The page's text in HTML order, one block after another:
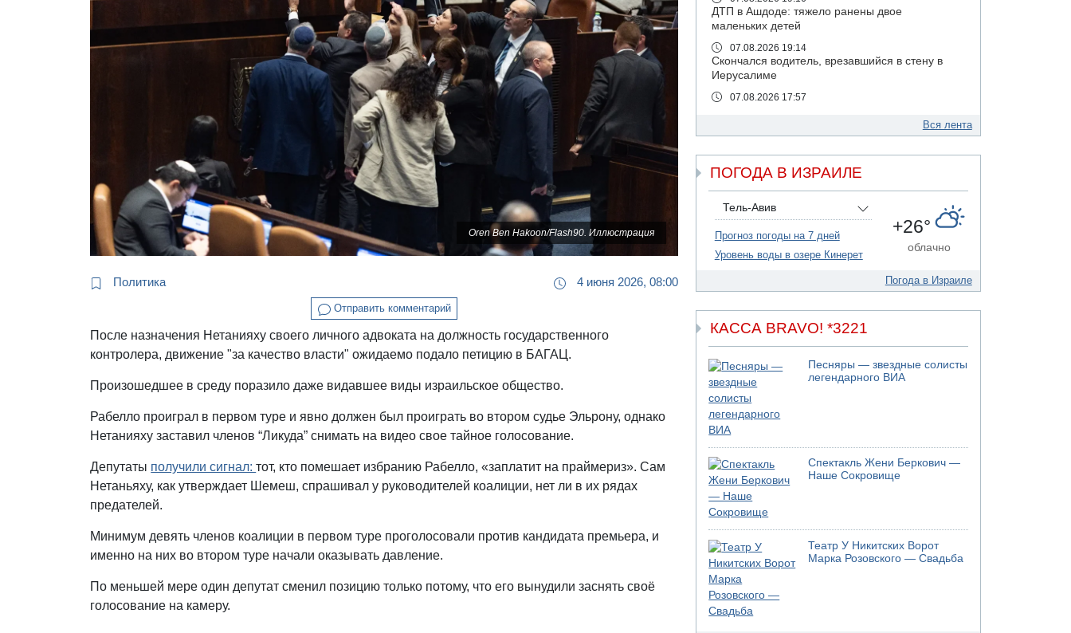
Oren Ben Hakoon/Flash90. Иллюстрация
Политика 4 июня 2026, 08:00
Отправить комментарий
После назначения Нетанияху своего личного адвоката на должность государственного
контролера, движение "за качество власти" ожидаемо подало петицию в БАГАЦ.
Произошедшее в среду поразило даже видавшее виды израильское общество.
Рабелло проиграл в первом туре и явно должен был проиграть во втором судье Эльрону, однако
Нетанияху заставил членов “Ликуда” снимать на видео свое тайное голосование.
Депутаты получили сигнал:тот, кто помешает избранию Рабелло, «заплатит на праймериз». Сам
Нетаньяху, как утверждает Шемеш, спрашивал у руководителей коалиции, нет ли в их рядах
предателей.
Минимум девять членов коалиции в первом туре проголосовали против кандидата премьера, и
именно на них во втором туре начали оказывать давление.
По меньшей мере один депутат сменил позицию только потому, что его вынудили заснять своё
голосование на камеру.
ДТП в Ашдоде: тяжело ранены двое
маленьких детей
07.08.2026 19:14
Скончался водитель, врезавшийся в стену в
Иерусалиме
07.08.2026 17:57
подозреваемого в коррупционных
отношениях с Йоавом Элиаси
07.08.2026 17:51
БАГАЦ отказался заморозить лишение
налоговых льгот для уклонистов-харедим
07.08.2026 17:48
В Иерусалиме водитель врезался в забор и
07.08.2026 13:47
Ливанская армия сообщила о ранении
солдата
Моджтаба Хаменеи в плохом состоянии
07.08.2026 11:55
Министр обороны ушел с заседания кабинета
на свадьбу
Саудовская Аравия опасается нападения
хуситов и иракских ополченцев
07.08.2026 08:29
В Бат-Яме утонул мужчина
07.08.2026 08:29
Стрельба в школе Таиланда
07.08.2026 06:47
Недалеко от Бейт-Шемеша погиб
велосипедист
07.08.2026 06:24
Вся лента
ПОГОДА В ИЗРАИЛЕ
Тель-Авив
Прогноз погоды на 7 дней
Уровень воды в озере Кинерет
+26°
облачно
Погода в Израиле
КАССА BRAVO! *3221
Песняры — звездные солисты
легендарного ВИА
Спектакль Жени Беркович —
Наше Сокровище
Театр У Никитских Ворот
Марка Розовского — Свадьба